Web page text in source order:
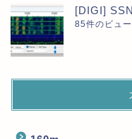
[DIGI]
85件のビュー